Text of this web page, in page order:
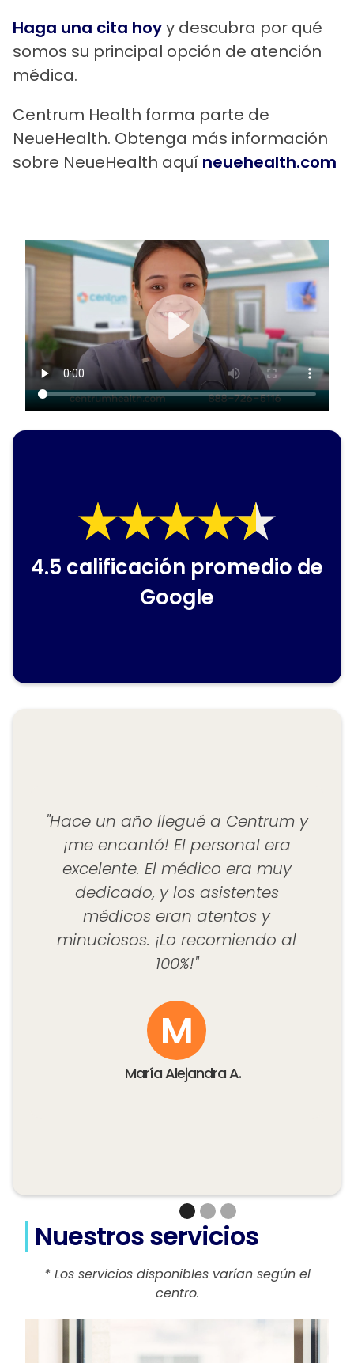
Haga una cita hoyy descubra por qué
somos su principal opción de atención
médica.
Centrum Health forma parte de
NeueHealth. Obtenga más información
sobre NeueHealth aquí neuehealth.com
4.5 calificación promedio de
Google
"Hace un año llegué a Centrum y
¡me encantó! El personal era
excelente. El médico era muy
dedicado, y los asistentes
médicos eran atentos y
minuciosos. ¡Lo recomiendo al
100%!"
M
María Alejandra A.
Nuestros servicios
* Los servicios disponibles varían según el
centro.